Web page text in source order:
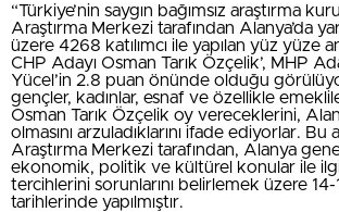
“Türkiye’nin saygın bağımsız araştırma
Araştırma Merkezi tarafından Alanya’da
üzere 4268 katılımcı ile yapılan yüz yüze
CHP Adayı Osman Tarık Özçelik’, MHP
Yücel’in 2.8 puan önünde olduğu
gençler, kadınlar, esnaf ve özellikle
Osman Tarık Özçelik oy vereceklerini,
olmasını arzuladıklarını ifade ediyorlar. Bu
Araştırma Merkezi tarafından, Alanya
ekonomik, politik ve kültürel konular ile
tercihlerini sorunlarını belirlemek üzere
tarihlerinde yapılmıştır.